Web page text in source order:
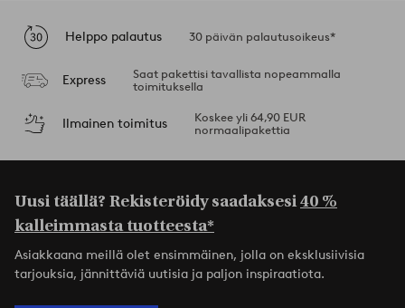
Helppo palautus 30 päivän palautusoikeus*
Express
Saat pakettisi tavallista nopeammalla
toimituksella
Ilmainen toimitus
Koskee yli 64,90 EUR
normaalipakettia
Uusi täällä? Rekisteröidy saadaksesi40 %
kalleimmasta tuotteesta*
Asiakkaana meillä olet ensimmäinen, jolla on eksklusiivisia
tarjouksia, jännittäviä uutisia ja paljon inspiraatiota.